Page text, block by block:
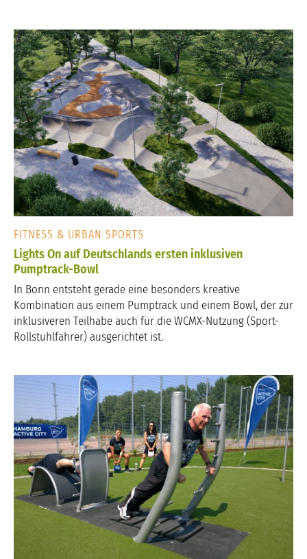
FITNESS & URBAN SPORTS
Lights On auf Deutschlands ersten inklusiven
Pumptrack-Bowl
In Bonn entsteht gerade eine besonders kreative
Kombination aus einem Pumptrack und einem Bowl, der zur
inklusiveren Teilhabe auch für die WCMX-Nutzung (Sport-
Rollstuhlfahrer) ausgerichtet ist.